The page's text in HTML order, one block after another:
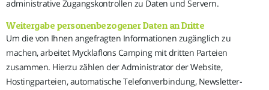
administrative Zugangskontrollen zu Daten und Servern.
Weitergabe personenbezogener Daten an Dritte
Um die von Ihnen angefragten Informationen zugänglich zu
machen, arbeitet Mycklaflons Camping mit dritten Parteien
zusammen. Hierzu zählen der Administrator der Website,
Hostingparteien, automatische Telefonverbindung, Newsletter-